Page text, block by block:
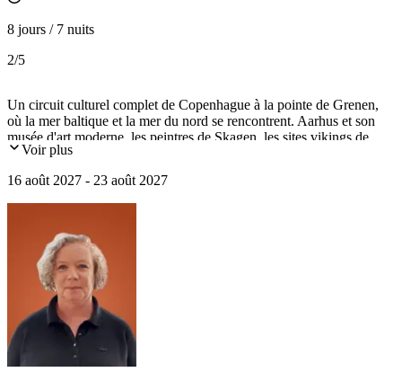
8 jours / 7 nuits
2/5
Un circuit culturel complet de Copenhague à la pointe de Grenen,
où la mer baltique et la mer du nord se rencontrent. Aarhus et son
musée d'art moderne, les peintres de Skagen, les sites vikings de
Lindholm et Trellborg, le château d'Hamlet, Copenhague, Roskilde,
Voir plus
16 août 2027 - 23 août 2027